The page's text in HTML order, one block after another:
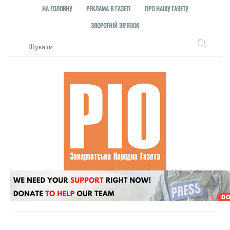
НА ГОЛОВНУ РЕКЛАМА В ГАЗЕТІ
ПРО НАШУ ГАЗЕТУ
ЗВОРОТНІЙ ЗВ'ЯЗОК